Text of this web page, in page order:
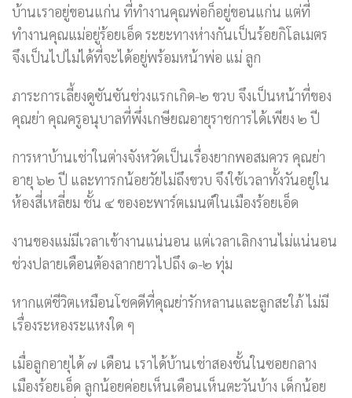
บ้านเราอยู่ขอนแก่น ที่ทำงานคุณพ่อก็อยู่ขอนแก่น แต่ที่
ทำงานคุณแม่อยู่ร้อยเอ็ด ระยะทางห่างกันเป็นร้อยกิโลเมตร
จึงเป็นไปไม่ได้ที่จะได้อยู่พร้อมหน้าพ่อ แม่ ลูก
ภาระการเลี้ยงดูซันซันช่วงแรกเกิด-๒ ขวบ จึงเป็นหน้าที่ของ
คุณย่า คุณครูอนุบาลที่พึ่งเกษียณอายุราชการได้เพียง ๒ ปี
การหาบ้านเช่าในต่างจังหวัดเป็นเรื่องยากพอสมควร คุณย่า
อายุ ๖๒ ปี และทารกน้อยวัยไม่ถึงขวบ จึงใช้เวลาทั้งวันอยู่ใน
ห้องสี่เหลี่ยม ชั้น ๔ ของอะพาร์ตเมนต์ในเมืองร้อยเอ็ด
งานของแม่มีเวลาเข้างานแน่นอน แต่เวลาเลิกงานไม่แน่นอน
ช่วงปลายเดือนต้องลากยาวไปถึง ๑-๒ ทุ่ม
หากแต่ชีวิตเหมือนโชคดีที่คุณย่ารักหลานและลูกสะใภ้ ไม่มี
เรื่องระหองระแหงใด ๆ
เมื่อลูกอายุได้ ๗ เดือน เราได้บ้านเช่าสองชั้นในซอยกลาง
เมืองร้อยเอ็ด ลูกน้อยค่อยเห็นเดือนเห็นตะวันบ้าง เด็กน้อย